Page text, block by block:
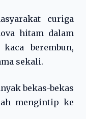
curiga
hitam dalam
berembun,
sekali.
bekas-bekas
mengintip ke